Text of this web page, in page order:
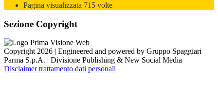
Pagina visualizzata 715 volte
Sezione Copyright
Copyright 2026 | Engineered and powered by Gruppo Spaggiari
Parma S.p.A. | Divisione Publishing & New Social Media
Disclaimer trattamento dati personali